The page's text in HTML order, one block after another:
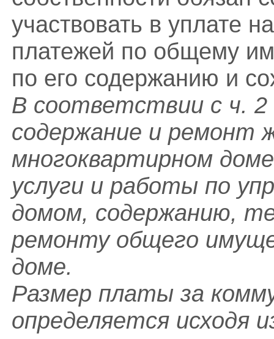
участвовать в уплате
платежей по общему
по его содержанию и
В соответствии с ч.
содержание и ремонт
многоквартирном
услуги и работы по
домом, содержанию,
ремонту общего
доме.
Размер платы за
определяется исходя